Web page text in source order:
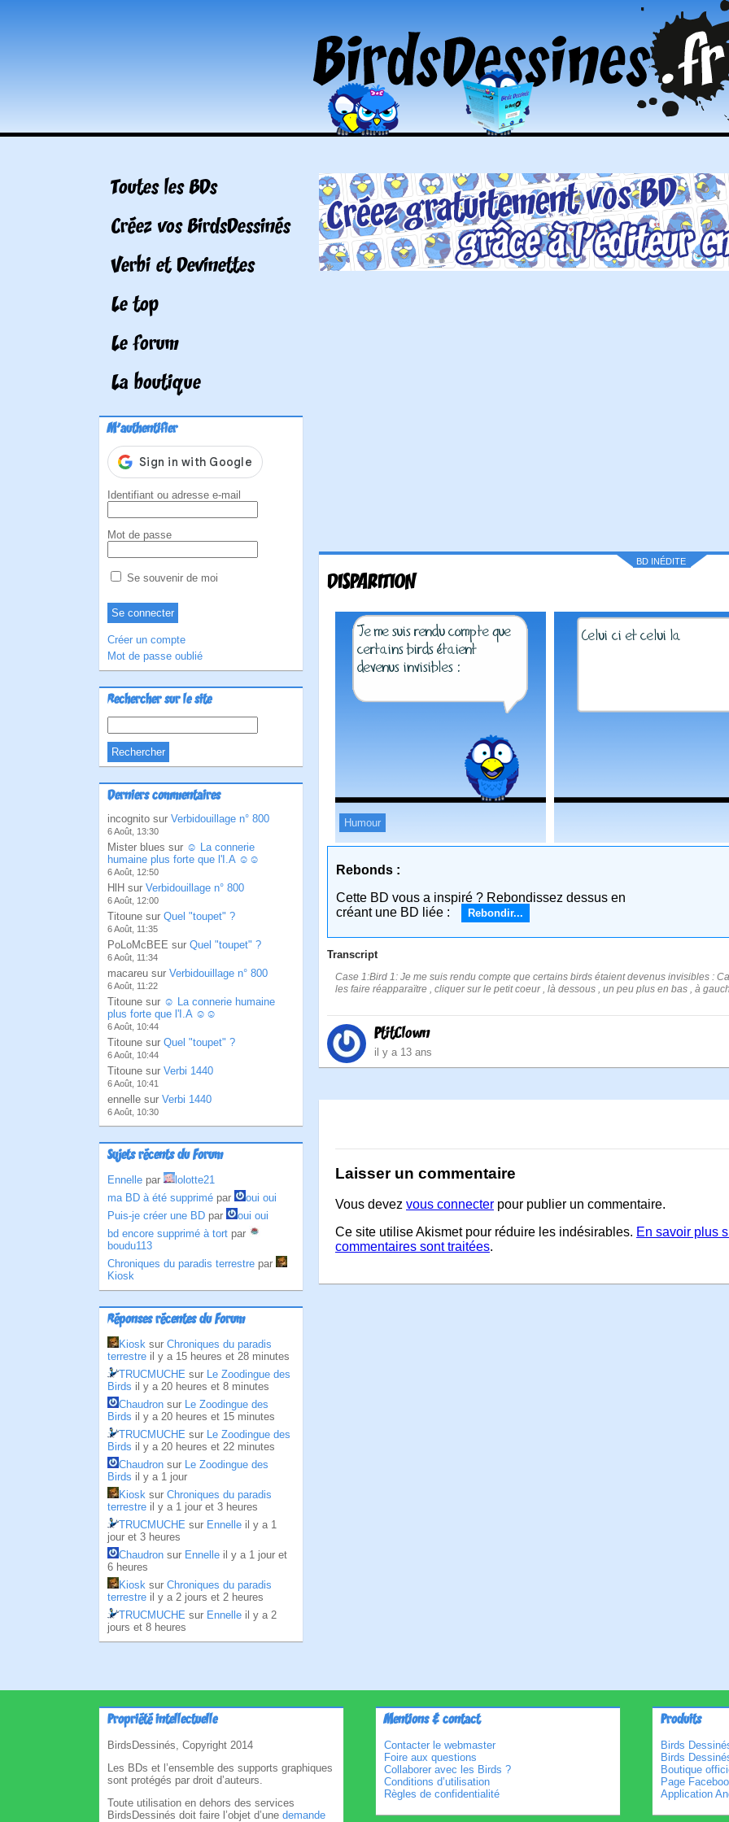
Toutes les BDs
Créez vos BirdsDessinés
Verbi et Devinettes
Le top
Le forum
La boutique
M'authentifier
Identifiant ou adresse e-mail
Mot de passe
Se souvenir de moi
Créer un compte
Mot de passe oublié
Rechercher sur le site
Derniers commentaires
incognito sur Verbidouillage n° 800
6 Août, 13:30
Mister blues sur ☺ La connerie
humaine plus forte que l'I.A ☺☺
6 Août, 12:50
HlH sur Verbidouillage n° 800
6 Août, 12:00
Titoune sur Quel "toupet" ?
6 Août, 11:35
PoLoMcBEE sur Quel "toupet" ?
6 Août, 11:34
macareu sur Verbidouillage n° 800
6 Août, 11:22
Titoune sur ☺ La connerie humaine
plus forte que l'I.A ☺☺
6 Août, 10:44
Titoune sur Quel "toupet" ?
6 Août, 10:44
Titoune sur Verbi 1440
6 Août, 10:41
ennelle sur Verbi 1440
6 Août, 10:30
Sujets récents du Forum
Ennelle par
lolotte21
ma BD à été supprimé par
oui oui
Puis-je créer une BD par
oui oui
bd encore supprimé à tort par
boudu113
Chroniques du paradis terrestre par
Kiosk
Réponses récentes du Forum
Kiosk sur Chroniques du paradis
terrestre il y a 15 heures et 28 minutes
TRUCMUCHE sur Le Zoodingue des
Birds il y a 20 heures et 8 minutes
Chaudron sur Le Zoodingue des
Birds il y a 20 heures et 15 minutes
TRUCMUCHE sur Le Zoodingue des
Birds il y a 20 heures et 22 minutes
Chaudron sur Le Zoodingue des
Birds il y a 1 jour
Kiosk sur Chroniques du paradis
terrestre il y a 1 jour et 3 heures
TRUCMUCHE sur Ennelle il y a 1
jour et 3 heures
Chaudron sur Ennelle il y a 1 jour et
6 heures
Kiosk sur Chroniques du paradis
terrestre il y a 2 jours et 2 heures
TRUCMUCHE sur Ennelle il y a 2
jours et 8 heures
BD INÉDITE
DISPARITION
Humour
Rebonds :
Cette BD vous a inspiré ? Rebondissez dessus en
créant une BD liée :
Rebondir...
Transcript
Case 1:Bird 1: Je me suis rendu compte que certains birds étaient devenus invisibles :
les faire réapparaïtre , cliquer sur le petit coeur , là dessous , un peu plus en bas , à
PtitClown
il y a 13 ans
Laisser un commentaire
Vous devez vous connecter pour publier un commentaire.
Ce site utilise Akismet pour réduire les indésirables. En savoir plus
commentaires sont traitées.
Propriété intellectuelle
BirdsDessinés, Copyright 2014
Les BDs et l’ensemble des supports graphiques
sont protégés par droit d’auteurs.
Toute utilisation en dehors des services
BirdsDessinés doit faire l’objet d’une demande
Mentions & contact
Contacter le webmaster
Foire aux questions
Collaborer avec les Birds ?
Conditions d’utilisation
Règles de confidentialité
Produits
Birds
Birds
Boutique
Page
Application